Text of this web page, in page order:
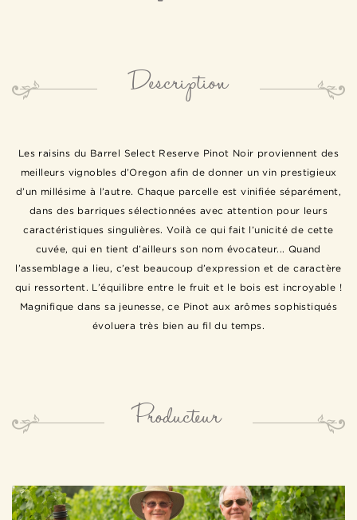
Description
Les raisins du Barrel Select Reserve Pinot Noir proviennent des
meilleurs vignobles d’Oregon afin de donner un vin prestigieux
d’un millésime à l’autre. Chaque parcelle est vinifiée séparément,
dans des barriques sélectionnées avec attention pour leurs
caractéristiques singulières. Voilà ce qui fait l’unicité de cette
cuvée, qui en tient d’ailleurs son nom évocateur... Quand
l’assemblage a lieu, c’est beaucoup d’expression et de caractère
qui ressortent. L’équilibre entre le fruit et le bois est incroyable !
Magnifique dans sa jeunesse, ce Pinot aux arômes sophistiqués
évoluera très bien au fil du temps.
Producteur